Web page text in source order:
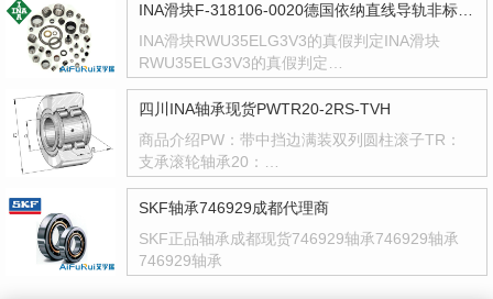
INA滑块RWU35ELG3V3的真假判定INA滑块
RWU35ELG3V3的真假判定…
四川INA轴承现货PWTR20-2RS-TVH
商品介绍PW：带中挡边满装双列圆柱滚子TR：
支承滚轮轴承20：…
SKF轴承746929成都代理商
SKF正品轴承成都现货746929轴承746929轴承
746929轴承